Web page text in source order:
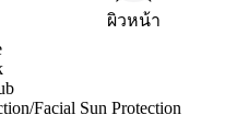
ผิวหน้า
Facial Sun Protection